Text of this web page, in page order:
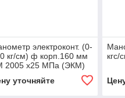
электроконт. (0-
кг/см) ф корп.160 мм
2005 х25 МПа (ЭКМ)
уточняйте
кгс/